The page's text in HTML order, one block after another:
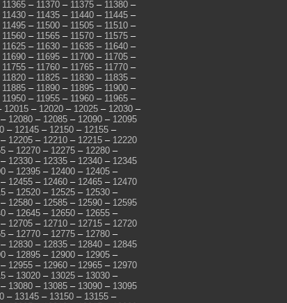
11365 – 11370 – 11375 – 11380 –
11430 – 11435 – 11440 – 11445 –
11495 – 11500 – 11505 – 11510 –
11560 – 11565 – 11570 – 11575 –
11625 – 11630 – 11635 – 11640 –
11690 – 11695 – 11700 – 11705 –
11755 – 11760 – 11765 – 11770 –
11820 – 11825 – 11830 – 11835 –
11885 – 11890 – 11895 – 11900 –
11950 – 11955 – 11960 – 11965 –
12015 – 12020 – 12025 – 12030 –
– 12080 – 12085 – 12090 – 12095
– 12145 – 12150 – 12155 –
– 12205 – 12210 – 12215 – 12220
– 12270 – 12275 – 12280 –
– 12330 – 12335 – 12340 – 12345
– 12395 – 12400 – 12405 –
– 12455 – 12460 – 12465 – 12470
– 12520 – 12525 – 12530 –
– 12580 – 12585 – 12590 – 12595
– 12645 – 12650 – 12655 –
– 12705 – 12710 – 12715 – 12720
– 12770 – 12775 – 12780 –
– 12830 – 12835 – 12840 – 12845
– 12895 – 12900 – 12905 –
– 12955 – 12960 – 12965 – 12970
– 13020 – 13025 – 13030 –
– 13080 – 13085 – 13090 – 13095
– 13145 – 13150 – 13155 –